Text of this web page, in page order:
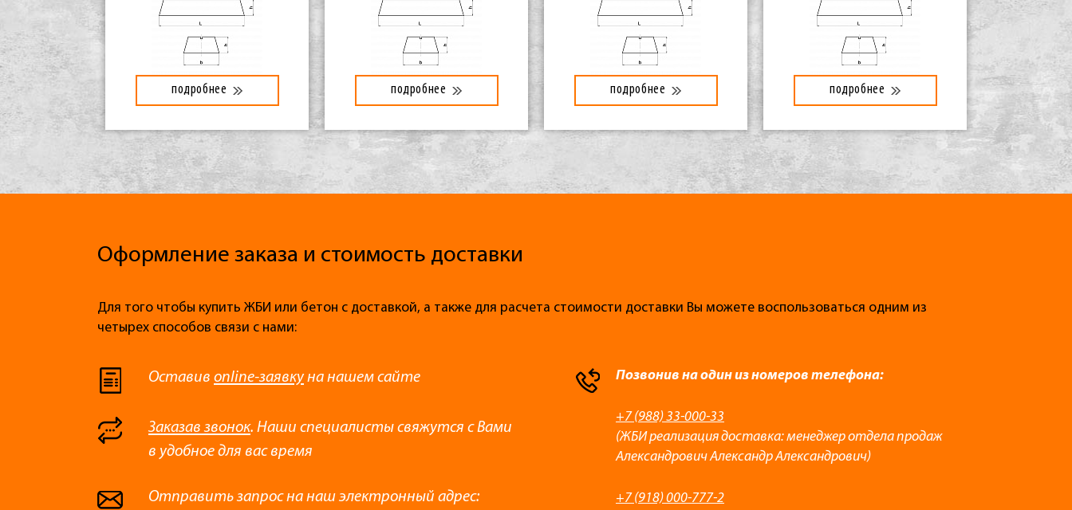
подробнее подробнее подробнее подробнее
Оформление заказа и стоимость доставки
Для того чтобы купить ЖБИ или бетон с доставкой, а также для расчета стоимости доставки Вы можете воспользоваться одним из
четырех способов связи с нами:
Оставив online-заявкуна нашем сайте
Заказав звонок. Наши специалисты свяжутся с Вами
в удобное для вас время
Отправить запрос на наш электронный адрес:
Позвонив на один из номеров телефона:
+7 (988) 33-000-33
(ЖБИ реализация доставка: менеджер отдела продаж
Александрович Александр Александрович)
+7 (918) 000-777-2